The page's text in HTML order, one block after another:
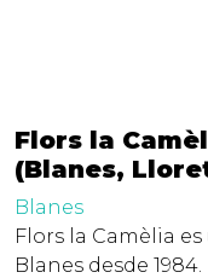
Flors la
(Blanes,
Blanes
Flors la Camèlia
Blanes desde